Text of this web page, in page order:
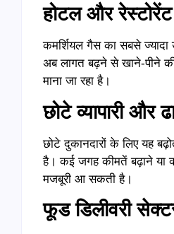
होटल और
कमर्शियल गैस का सबसे ज्यादा
अब लागत बढ़ने से खाने-पीने
माना जा रहा है।
छोटे व्यापारी और
छोटे दुकानदारों के लिए यह
है। कई जगह कीमतें बढ़ाने या
मजबूरी आ सकती है।
फूड डिलीवरी